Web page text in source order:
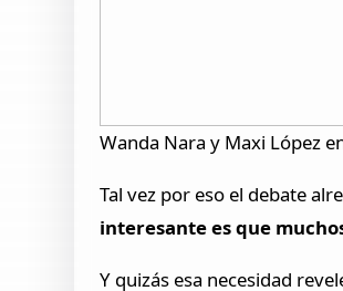
Wanda Nara y Maxi López
Tal vez por eso el debate
interesante es que
Y quizás esa necesidad